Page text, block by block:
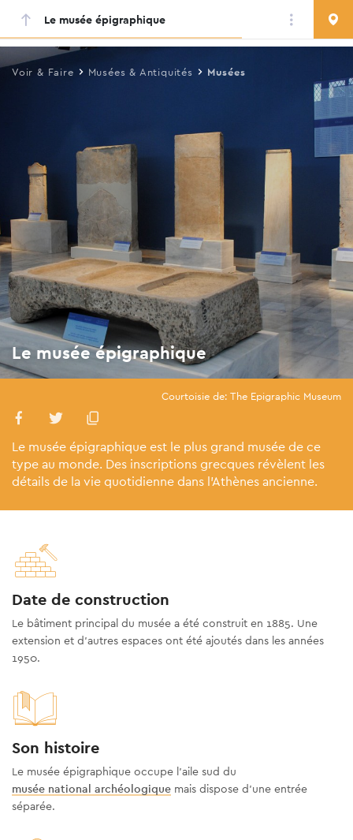
Skip
main
Voir & Faire Musées & Antiquités Musées
Le musée épigraphique
Courtoisie de: The Epigraphic Museum
Le musée épigraphique est le plus grand musée de ce
type au monde. Des inscriptions grecques révèlent les
détails de la vie quotidienne dans l’Athènes ancienne.
Le musée épigraphique
Date de construction
Le bâtiment principal du musée a été construit en 1885. Une
extension et d'autres espaces ont été ajoutés dans les années
1950.
Son histoire
Le musée épigraphique occupe l'aile sud du
musée national archéologique mais dispose d'une entrée
séparée.